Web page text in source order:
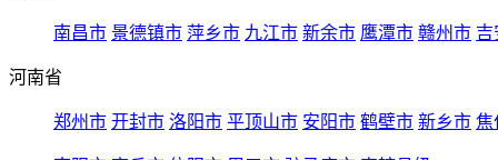
南昌市 景德镇市 萍乡市 九江市 新余市 鹰潭市 赣州市 吉
河南省
郑州市 开封市 洛阳市 平顶山市 安阳市 鹤壁市 新乡市 焦